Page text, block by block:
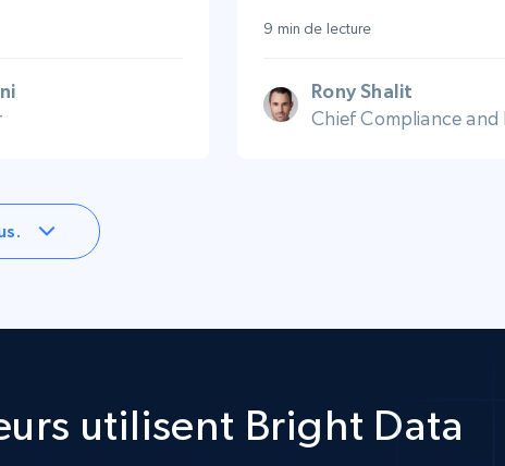
9 min de lecture
Rony Shalit
Chief Compliance
utilisent Bright Data